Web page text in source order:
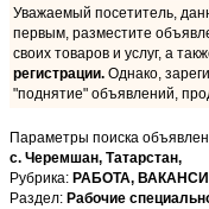
Уважаемый посетитель,
первым, разместите
своих товаров и услуг, а
регистрации. Однако,
"поднятие" объявлений,
Параметры поиска
с. Черемшан, Татарстан,
Рубрика: РАБОТА,
Раздел: Рабочие